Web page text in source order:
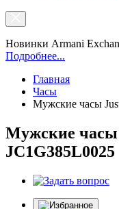
Новинки Armani
Подробнее...
Главная
Часы
Mужские часы
Mужские
JC1G385L0025